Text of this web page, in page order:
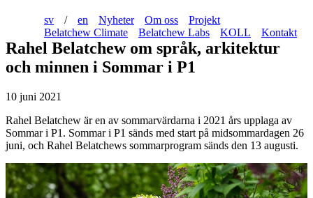
sv / en Nyheter Om oss
Projekt
Belatchew Climate
Belatchew Labs KOLL Kontakt
Rahel Belatchew om språk, arkitektur
och minnen i Sommar i P1
10 juni 2021
Rahel Belatchew är en av sommarvärdarna i 2021 års upplaga av
Sommar i P1. Sommar i P1 sänds med start på midsommardagen 26
juni, och Rahel Belatchews sommarprogram sänds den 13 augusti.